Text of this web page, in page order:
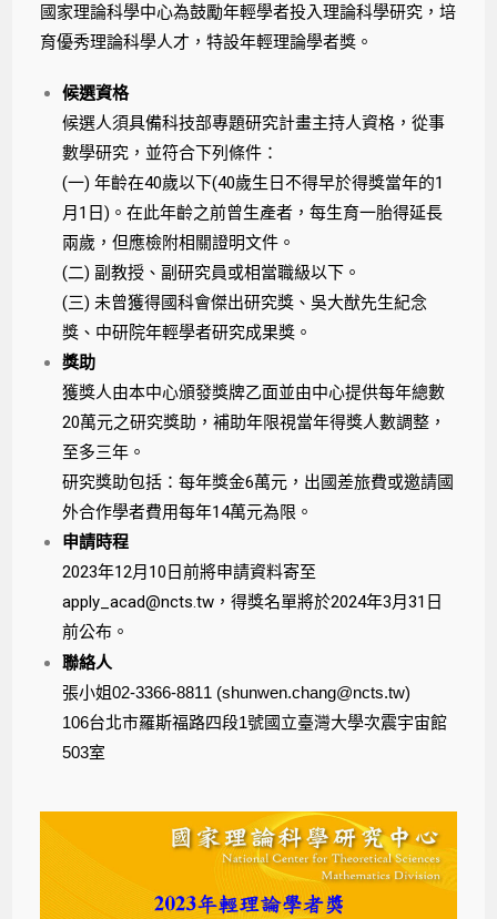
國家理論科學中心為鼓勵年輕學者投入理論科學研究，培
育優秀理論科學人才，特設年輕理論學者獎。
候選資格
候選人須具備科技部專題研究計畫主持人資格，從事
數學研究，並符合下列條件：
(一) 年齡在40歲以下(40歲生日不得早於得獎當年的1
月1日)。在此年齡之前曾生產者，每生育一胎得延長
兩歲，但應檢附相關證明文件。
(二) 副教授、副研究員或相當職級以下。
(三) 未曾獲得國科會傑出研究獎、吳大猷先生紀念
獎、中研院年輕學者研究成果獎。
獎助
獲獎人由本中心頒發獎牌乙面並由中心提供每年總數
20萬元之研究獎助，補助年限視當年得獎人數調整，
至多三年。
研究獎助包括：每年獎金6萬元，出國差旅費或邀請國
外合作學者費用每年14萬元為限。
申請時程
2023年12月10日前將申請資料寄至
apply_acad@ncts.tw，得獎名單將於2024年3月31日
前公布。
聯絡人
張小姐02-3366-8811 (shunwen.chang@ncts.tw)
106台北市羅斯福路四段1號國立臺灣大學次震宇宙館
503室